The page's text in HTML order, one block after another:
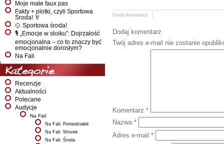
Moje małe faux pas
Fakty + plotki, czyli Sportowa
Środa! 🏅
🥎 Sportowa środa!
🎙️ „Emocje w słoiku”: Dojrzałość
emocjonalna – co to znaczy być
emocjonalnie dorosłym?
Na Fali
Kategorie
Recenzje
Aktualności
Polecane
Audycje
Na Fali
Na Fali: Poniedziałek
Na Fali: Wtorek
Na Fali: Środa
Dodaj komentarz
Dodaj komentarz
Twój adres e-mail nie zostanie
Komentarz *
Nazwa *
Adres e-mail *